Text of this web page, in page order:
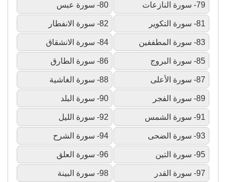
79- سورة النازعات 80- سورة عبس
81- سورة التكوير 82- سورة الانفطار
83- سورة المطففين 84- سورة الانشقاق
85- سورة البروج 86- سورة الطارق
87- سورة الأعلى 88- سورة الغاشية
89- سورة الفجر 90- سورة البلد
91- سورة الشمس 92- سورة الليل
93- سورة الضحى 94- سورة الشرح
95- سورة التين 96- سورة العلق
97- سورة القدر 98- سورة البينة